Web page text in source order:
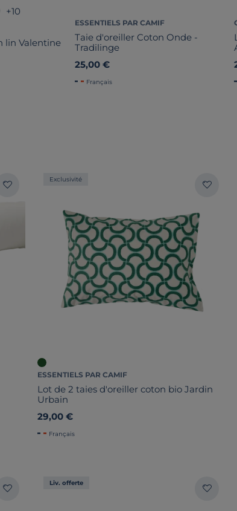
+10
lin Valentine
ESSENTIELS PAR CAMIF
Taie d'oreiller Coton Onde -
Tradilinge
25,00 €
Français
Exclusivité
ESSENTIELS PAR CAMIF
Lot de 2 taies d'oreiller coton bio Jardin
Urbain
29,00 €
Français
Liv. offerte